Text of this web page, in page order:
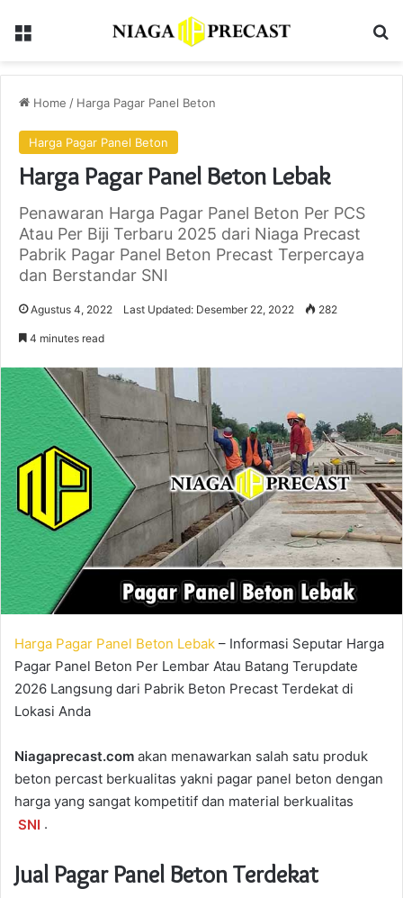
Menu
Home / Harga Pagar Panel Beton
Harga Pagar Panel Beton
Harga Pagar Panel Beton Lebak
Penawaran Harga Pagar Panel Beton Per PCS
Atau Per Biji Terbaru 2025 dari Niaga Precast
Pabrik Pagar Panel Beton Precast Terpercaya
dan Berstandar SNI
Agustus 4, 2022 Last Updated: Desember 22, 2022 282
4 minutes read
Harga Pagar Panel Beton Lebak – Informasi Seputar Harga
Pagar Panel Beton Per Lembar Atau Batang Terupdate
2026 Langsung dari Pabrik Beton Precast Terdekat di
Lokasi Anda
Niagaprecast.com akan menawarkan salah satu produk
beton percast berkualitas yakni pagar panel beton dengan
harga yang sangat kompetitif dan material berkualitas
SNI .
Jual Pagar Panel Beton Terdekat